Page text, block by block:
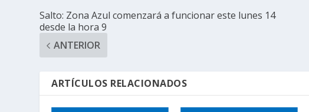
Salto: Zona Azul comenzará a funcionar este lunes 14
desde la hora 9
ANTERIOR
ARTÍCULOS RELACIONADOS